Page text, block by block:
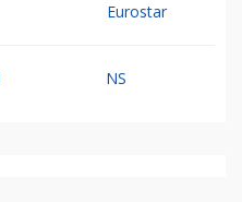
Eurostar
NS